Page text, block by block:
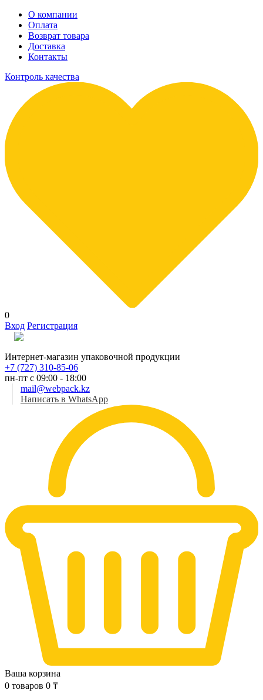
О компании
Оплата
Возврат товара
Доставка
Контакты
Контроль качества
0
Вход Регистрация
Интернет-магазин упаковочной продукции
+7 (727) 310-85-06
пн-пт с 09:00 - 18:00
mail@webpack.kz
Написать в WhatsApp
Ваша корзина
0 товаров 0 ₸